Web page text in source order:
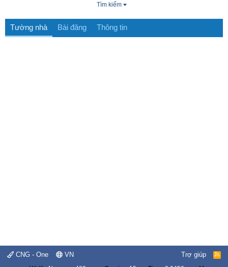
Tìm kiếm
Tường nhà Bài đăng Thông tin
CNG - One VN Trợ giúp
R